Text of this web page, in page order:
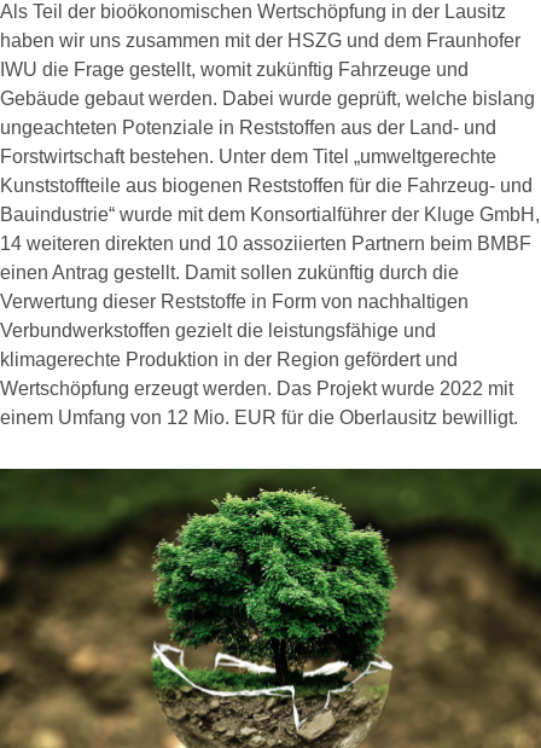
Als Teil der bioökonomischen Wertschöpfung in der Lausitz
haben wir uns zusammen mit der HSZG und dem Fraunhofer
IWU die Frage gestellt, womit zukünftig Fahrzeuge und
Gebäude gebaut werden. Dabei wurde geprüft, welche bislang
ungeachteten Potenziale in Reststoffen aus der Land- und
Forstwirtschaft bestehen. Unter dem Titel „umweltgerechte
Kunststoffteile aus biogenen Reststoffen für die Fahrzeug- und
Bauindustrie“ wurde mit dem Konsortialführer der Kluge GmbH,
14 weiteren direkten und 10 assoziierten Partnern beim BMBF
einen Antrag gestellt. Damit sollen zukünftig durch die
Verwertung dieser Reststoffe in Form von nachhaltigen
Verbundwerkstoffen gezielt die leistungsfähige und
klimagerechte Produktion in der Region gefördert und
Wertschöpfung erzeugt werden. Das Projekt wurde 2022 mit
einem Umfang von 12 Mio. EUR für die Oberlausitz bewilligt.